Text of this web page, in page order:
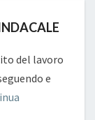
del lavoro
e